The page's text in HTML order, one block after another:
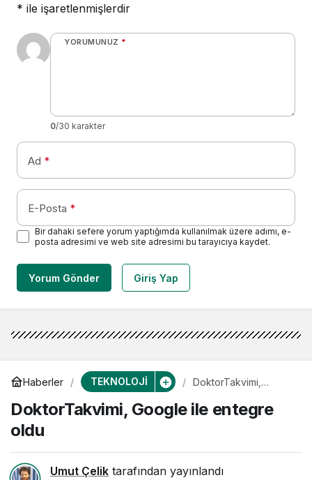
* ile işaretlenmişlerdir
YORUMUNUZ *
0/30 karakter
Ad *
E-Posta *
Bir dahaki sefere yorum yaptığımda kullanılmak üzere adımı, e-
posta adresimi ve web site adresimi bu tarayıcıya kaydet.
Yorum Gönder Giriş Yap
Haberler TEKNOLOJİ
DoktorTakvimi,
oldu
DoktorTakvimi, Google ile entegre
oldu
Umut Çelik tarafından yayınlandı